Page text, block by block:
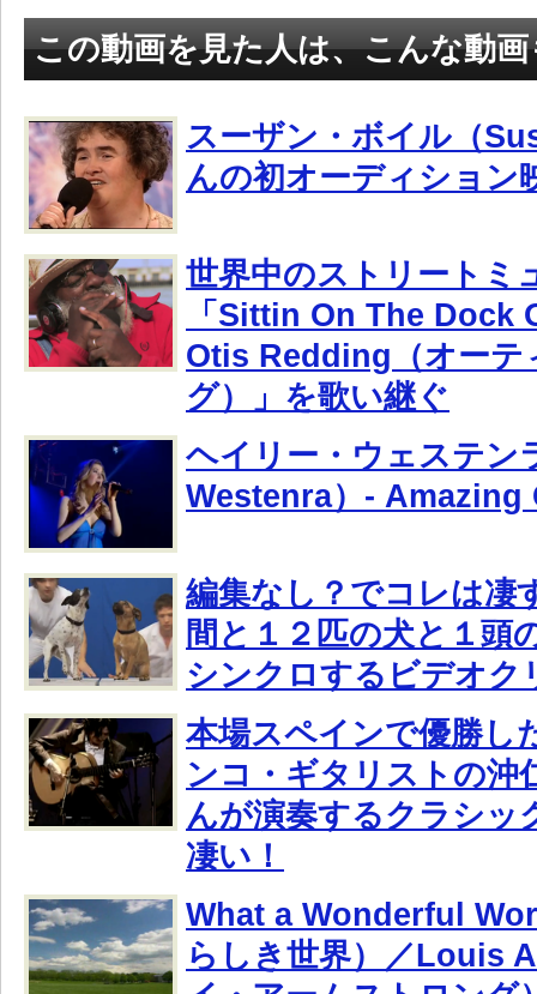
この動画を見た人は、こんな動
スーザン・ボイル（
んの初オーディション
世界中のストリートミ
「Sittin On The Dock
Otis Redding（オーテ
グ）」を歌い継ぐ
ヘイリー・ウェステン
Westenra）- Amazing
編集なし？でコレは凄
間と１２匹の犬と１頭
シンクロするビデオク
本場スペインで優勝し
ンコ・ギタリストの沖
んが演奏するクラシッ
凄い！
What a Wonderful
らしき世界）／Louis